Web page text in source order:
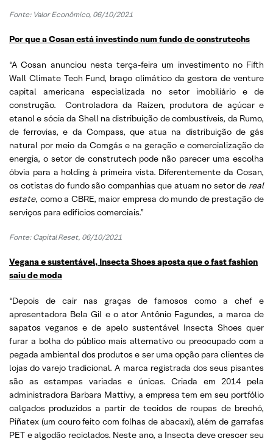
Fonte: Valor Econômico, 06/10/2021
Por que a Cosan está investindo num fundo de construtechs
“A Cosan anunciou nesta terça-feira um investimento no Fifth
Wall Climate Tech Fund, braço climático da gestora de venture
capital americana especializada no setor imobiliário e de
construção. Controladora da Raízen, produtora de açúcar e
etanol e sócia da Shell na distribuição de combustíveis, da Rumo,
de ferrovias, e da Compass, que atua na distribuição de gás
natural por meio da Comgás e na geração e comercialização de
energia, o setor de construtech pode não parecer uma escolha
óbvia para a holding à primeira vista. Diferentemente da Cosan,
os cotistas do fundo são companhias que atuam no setor de real
estate, como a CBRE, maior empresa do mundo de prestação de
serviços para edifícios comerciais.”
Fonte: Capital Reset, 06/10/2021
Vegana e sustentável, Insecta Shoes aposta que o fast fashion
saiu de moda
“Depois de cair nas graças de famosos como a chef e
apresentadora Bela Gil e o ator Antônio Fagundes, a marca de
sapatos veganos e de apelo sustentável Insecta Shoes quer
furar a bolha do público mais alternativo ou preocupado com a
pegada ambiental dos produtos e ser uma opção para clientes de
lojas do varejo tradicional. A marca registrada dos seus pisantes
são as estampas variadas e únicas. Criada em 2014 pela
administradora Barbara Mattivy, a empresa tem em seu portfólio
calçados produzidos a partir de tecidos de roupas de brechó,
Piñatex (um couro feito com folhas de abacaxi), além de garrafas
PET e algodão reciclados. Neste ano, a Insecta deve crescer seu